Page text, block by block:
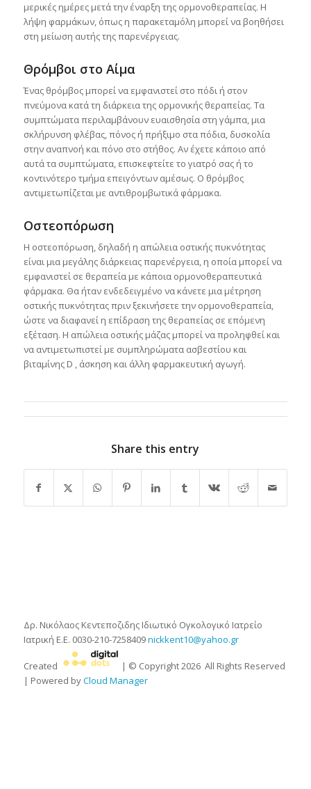
μερικές ημέρες μετά την έναρξη της ορμονοθεραπείας. Η
λήψη φαρμάκων, όπως η παρακεταμόλη μπορεί να βοηθήσει
στη μείωση αυτής της παρενέργειας.
Θρόμβοι στο Αίμα
Ένας θρόμβος μπορεί να εμφανιστεί στο πόδι ή στον
πνεύμονα κατά τη διάρκεια της ορμονικής θεραπείας. Τα
συμπτώματα περιλαμβάνουν ευαισθησία στη γάμπα, μια
σκλήρυνση φλέβας, πόνος ή πρήξιμο στα πόδια, δυσκολία
στην αναπνοή και πόνο στο στήθος. Αν έχετε κάποιο από
αυτά τα συμπτώματα, επισκεφτείτε το γιατρό σας ή το
κοντινότερο τμήμα επειγόντων αμέσως. Ο θρόμβος
αντιμετωπίζεται με αντιθρομβωτικά φάρμακα.
Οστεοπόρωση
Η οστεοπόρωση, δηλαδή η απώλεια οστικής πυκνότητας
είναι μια μεγάλης διάρκειας παρενέργεια, η οποία μπορεί να
εμφανιστεί σε θεραπεία με κάποια ορμονοθεραπευτικά
φάρμακα. Θα ήταν ενδεδειγμένο να κάνετε μια μέτρηση
οστικής πυκνότητας πριν ξεκινήσετε την ορμονοθεραπεία,
ώστε να διαφανεί η επίδραση της θεραπείας σε επόμενη
εξέταση. Η απώλεια οστικής μάζας μπορεί να προληφθεί και
να αντιμετωπιστεί με συμπληρώματα ασβεστίου και
βιταμίνης D , άσκηση και άλλη φαρμακευτική αγωγή.
Share this entry
Δρ. Νικόλαος Κεντεποζιδης Ιδιωτικό Ογκολογικό Ιατρείο
Ιατρική Ε.Ε. 0030-210-7258409nickkent10@yahoo.gr
Created | © Copyright2026All Rights Reserved
| Powered byCloud Manager